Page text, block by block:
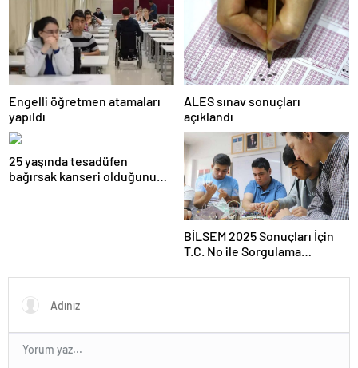
Engelli öğretmen atamaları
yapıldı
ALES sınav sonuçları
açıklandı
25 yaşında tesadüfen
bağırsak kanseri olduğunu
BİLSEM 2025 Sonuçları İçin
T.C. No ile Sorgulama